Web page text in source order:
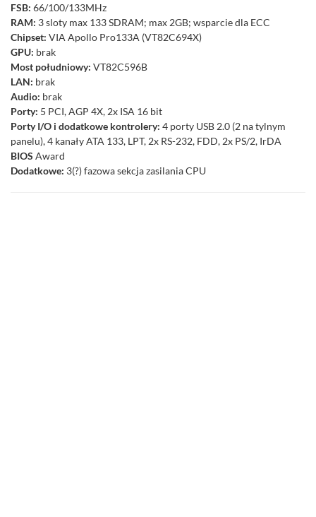
FSB: 66/100/133MHz
RAM: 3 sloty max 133 SDRAM; max 2GB; wsparcie dla ECC
Chipset: VIA Apollo Pro133A (VT82C694X)
GPU: brak
Most południowy: VT82C596B
LAN: brak
Audio: brak
Porty: 5 PCI, AGP 4X, 2x ISA 16 bit
Porty I/O i dodatkowe kontrolery: 4 porty USB 2.0 (2 na tylnym
panelu), 4 kanały ATA 133, LPT, 2x RS-232, FDD, 2x PS/2, IrDA
BIOS Award
Dodatkowe: 3(?) fazowa sekcja zasilania CPU